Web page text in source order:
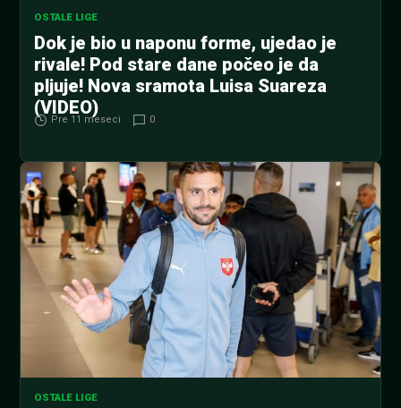
OSTALE LIGE
Dok je bio u naponu forme, ujedao je
rivale! Pod stare dane počeo je da
pljuje! Nova sramota Luisa Suareza
(VIDEO)
Pre 11 meseci 0
OSTALE LIGE